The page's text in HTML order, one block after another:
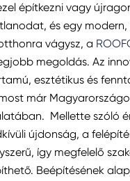
építkezni vagy
és egy modern,
vágysz, a
megoldás. Az
esztétikus és
már
Mellette szóló
újdonság, a
így megfelelő
Beépítésének